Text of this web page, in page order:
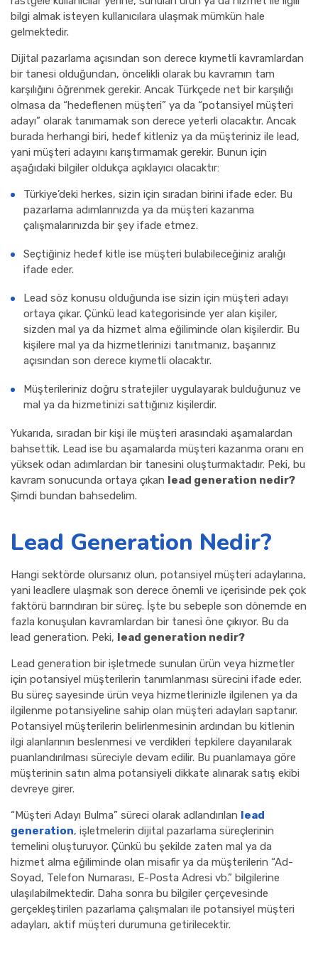
bilgi almak isteyen kullanıcılara ulaşmak mümkün hale
gelmektedir.
Dijital pazarlama açısından son derece kıymetli kavramlardan
bir tanesi olduğundan, öncelikli olarak bu kavramın tam
karşılığını öğrenmek gerekir. Ancak Türkçede net bir karşılığı
olmasa da “hedeflenen müşteri” ya da “potansiyel müşteri
adayı” olarak tanımamak son derece yeterli olacaktır. Ancak
burada herhangi biri, hedef kitleniz ya da müşteriniz ile lead,
yani müşteri adayını karıştırmamak gerekir. Bunun için
aşağıdaki bilgiler oldukça açıklayıcı olacaktır:
Türkiye’deki herkes, sizin için sıradan birini ifade eder. Bu
pazarlama adımlarınızda ya da müşteri kazanma
çalışmalarınızda bir şey ifade etmez.
Seçtiğiniz hedef kitle ise müşteri bulabileceğiniz aralığı
ifade eder.
Lead söz konusu olduğunda ise sizin için müşteri adayı
ortaya çıkar. Çünkü lead kategorisinde yer alan kişiler,
sizden mal ya da hizmet alma eğiliminde olan kişilerdir. Bu
kişilere mal ya da hizmetlerinizi tanıtmanız, başarınız
açısından son derece kıymetli olacaktır.
Müşterileriniz doğru stratejiler uygulayarak bulduğunuz ve
mal ya da hizmetinizi sattığınız kişilerdir.
Yukarıda, sıradan bir kişi ile müşteri arasındaki aşamalardan
bahsettik. Lead ise bu aşamalarda müşteri kazanma oranı en
yüksek odan adımlardan bir tanesini oluşturmaktadır. Peki, bu
kavram sonucunda ortaya çıkan
lead generation nedir?
Şimdi bundan bahsedelim.
Lead Generation Nedir?
Hangi sektörde olursanız olun, potansiyel müşteri adaylarına,
yani leadlere ulaşmak son derece önemli ve içerisinde pek çok
faktörü barındıran bir süreç. İşte bu sebeple son dönemde en
fazla konuşulan kavramlardan bir tanesi öne çıkıyor. Bu da
lead generation. Peki, lead generation nedir?
Lead generation bir işletmede sunulan ürün veya hizmetler
için potansiyel müşterilerin tanımlanması sürecini ifade eder.
Bu süreç sayesinde ürün veya hizmetlerinizle ilgilenen ya da
ilgilenme potansiyeline sahip olan müşteri adayları saptanır.
Potansiyel müşterilerin belirlenmesinin ardından bu kitlenin
ilgi alanlarının beslenmesi ve verdikleri tepkilere dayanılarak
puanlandırılması süreciyle devam edilir. Bu puanlamaya göre
müşterinin satın alma potansiyeli dikkate alınarak satış ekibi
devreye girer.
“Müşteri Adayı Bulma” süreci olarak adlandırılan lead
generation, işletmelerin dijital pazarlama süreçlerinin
temelini oluşturuyor. Çünkü bu şekilde zaten mal ya da
hizmet alma eğiliminde olan misafir ya da müşterilerin “Ad-
Soyad, Telefon Numarası, E-Posta Adresi vb.” bilgilerine
ulaşılabilmektedir. Daha sonra bu bilgiler çerçevesinde
gerçekleştirilen pazarlama çalışmaları ile potansiyel müşteri
adayları, aktif müşteri durumuna getirilecektir.